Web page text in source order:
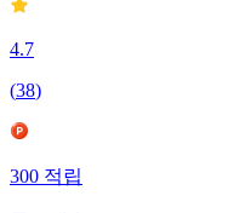
4.7
(38)
300적립